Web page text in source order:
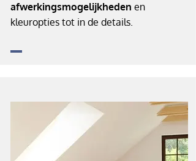
afwerkingsmogelijkheden en
kleuropties tot in de details.